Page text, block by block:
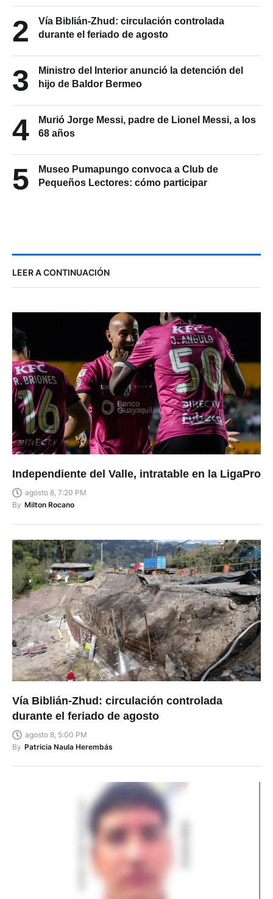
2
Vía Biblián-Zhud: circulación controlada
durante el feriado de agosto
3
Ministro del Interior anunció la detención del
hijo de Baldor Bermeo
4
Murió Jorge Messi, padre de Lionel Messi, a los
68 años
5
Museo Pumapungo convoca a Club de
Pequeños Lectores: cómo participar
LEER A CONTINUACIÓN
Independiente del Valle, intratable en la LigaPro
agosto 8, 7:20 PM
By Milton Rocano
Vía Biblián-Zhud: circulación controlada
durante el feriado de agosto
agosto 8, 5:00 PM
By Patricia Naula Herembás